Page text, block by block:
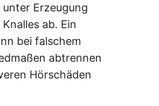
Erzeugung
ab. Ein
bei falschem
abtrennen
Hörschäden